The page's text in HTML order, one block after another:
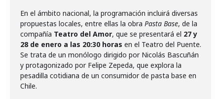
En el ámbito nacional, la programación incluirá diversas
propuestas locales, entre ellas la obra Pasta Base, de la
compañía Teatro del Amor, que se presentará el 27 y
28 de enero a las 20:30 horas en el Teatro del Puente.
Se trata de un monólogo dirigido por Nicolás Bascuñán
y protagonizado por Felipe Zepeda, que explora la
pesadilla cotidiana de un consumidor de pasta base en
Chile.